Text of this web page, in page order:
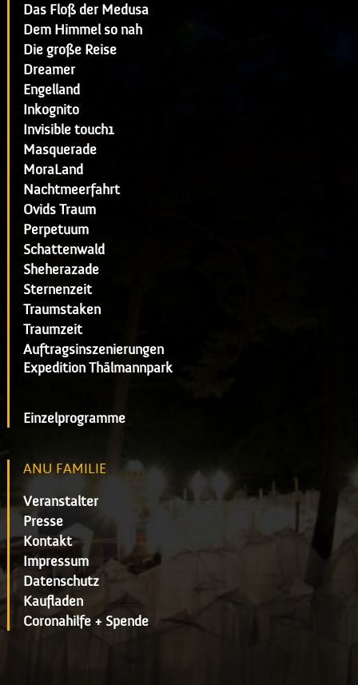
Das Floß der Medusa
Dem Himmel so nah
Die große Reise
Dreamer
Engelland
Inkognito
Invisible touch1
Masquerade
MoraLand
Nachtmeerfahrt
Ovids Traum
Perpetuum
Schattenwald
Sheherazade
Sternenzeit
Traumstaken
Traumzeit
Auftragsinszenierungen
Expedition Thälmannpark
Einzelprogramme
ANU FAMILIE
Veranstalter
Presse
Kontakt
Impressum
Datenschutz
Kaufladen
Coronahilfe + Spende